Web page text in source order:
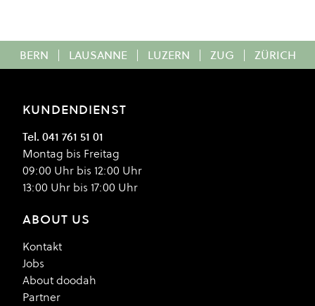
BERN | LAUSANNE | LUZERN | ZUG | ZÜRICH
KUNDENDIENST
Tel. 041 761 51 01
Montag bis Freitag
09:00 Uhr bis 12:00 Uhr
13:00 Uhr bis 17:00 Uhr
ABOUT US
Kontakt
Jobs
About doodah
Partner